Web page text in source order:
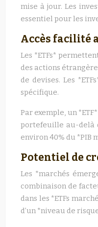
mise à jour. Les
essentiel pour les
Accès facilité
Les *ETFs*
des actions
de devises. Les
spécifique.
Par exemple, un
portefeuille au-delà
environ 40% du *PIB
Potentiel de
Les *marchés
combinaison de
dans les *ETFs
d’un *niveau de